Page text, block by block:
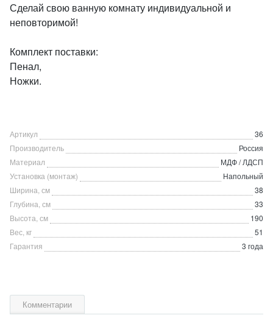
Сделай свою ванную комнату индивидуальной и
неповторимой!
Комплект поставки:
Пенал,
Ножки.
Артикул
36
Производитель
Россия
Материал
МДФ / ЛДСП
Установка (монтаж)
Напольный
Ширина, см
38
Глубина, см
33
Высота, см
190
Вес, кг
51
Гарантия
3 года
Комментарии